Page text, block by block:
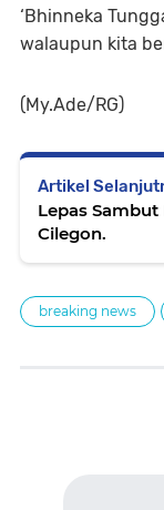
‘Bhinneka
walaupun kita
(My.Ade/RG)
Artikel
Lepas Sambut
Cilegon.
breaking news